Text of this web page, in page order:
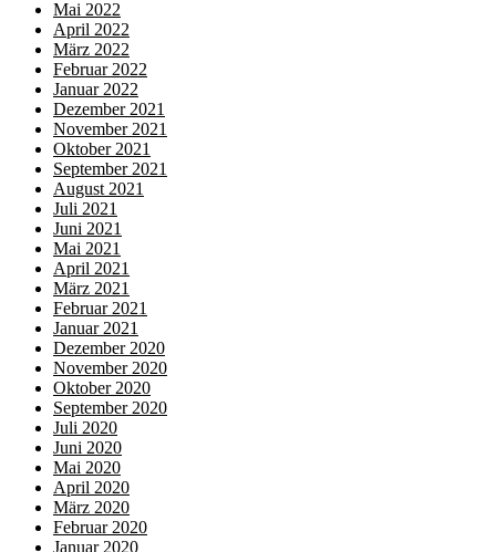
Mai 2022
April 2022
März 2022
Februar 2022
Januar 2022
Dezember 2021
November 2021
Oktober 2021
September 2021
August 2021
Juli 2021
Juni 2021
Mai 2021
April 2021
März 2021
Februar 2021
Januar 2021
Dezember 2020
November 2020
Oktober 2020
September 2020
Juli 2020
Juni 2020
Mai 2020
April 2020
März 2020
Februar 2020
Januar 2020